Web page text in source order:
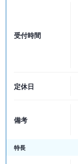
受付時間
定休日
備考
特長